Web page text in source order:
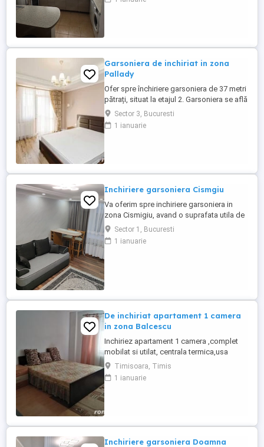
complet Confortul termic este asigurat cu
Garsoniera de inchiriat in zona
Pallady
Ofer spre închiriere garsoniera de 37 metri
pătrați, situat la etajul 2. Garsoniera se află
în zona Pallady, putând fi utilizate
mijloacele de transport public pentru a
ajunge la zonele de interes. Garsoniera
Sector 3, Bucuresti
1 ianuarie
Inchiriere garsoniera Cismgiu
Va oferim spre inchiriere garsoniera in
zona Cismigiu, avand o suprafata utila de
30 mp. Garsoniera este complet utilata și
mobilata, la prima inchiriere. Este situata la
etajul 1 din 4. Imobilul este
Sector 1, Bucuresti
1 ianuarie
De inchiriat apartament 1 camera
in zona Balcescu
Inchiriez apartament 1 camera ,complet
mobilat si utilat, centrala termica,usa
metalica,geamuri termopan, parchet,
etc.Imobilul are o suprafata de 30 mp si
se afla la etajul 2 4.
Timisoara, Timis
1 ianuarie
Inchiriere garsoniera Doamna